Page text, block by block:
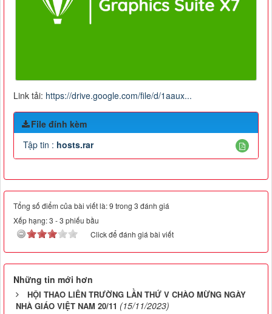
Link tải: https://drive.google.com/file/d/1aaux...
File đính kèm
Tập tin : hosts.rar
Tổng số điểm của bài viết là: 9 trong 3 đánh giá
Xếp hạng:3 -3 phiếu bầu
Click để đánh giá bài viết
Những tin mới hơn
HỘI THAO LIÊN TRƯỜNG LẦN THỨ V CHÀO MỪNG NGÀY
NHÀ GIÁO VIỆT NAM 20/11 (15/11/2023)